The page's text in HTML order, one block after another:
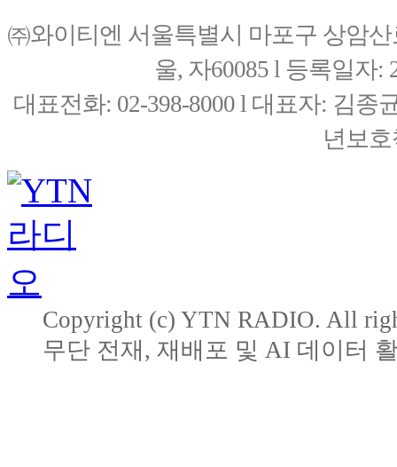
㈜와이티엔 서울특별시 마포구 상암
울, 자60085 l 등록일자:
대표전화: 02-398-8000 l 대표자: 김종
년보
Copyright (c) YTN RADIO. All
무단 전재, 재배포 및 AI 데이터